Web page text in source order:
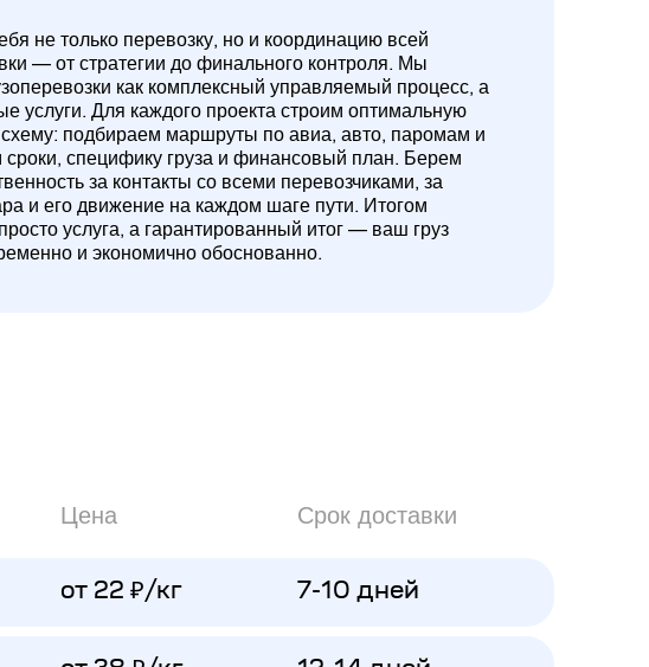
не только перевозку, но и координацию всей
— от стратегии до финального контроля. Мы
как комплексный управляемый процесс, а
услуги. Для каждого проекта строим оптимальную
схему: подбираем маршруты по авиа, авто, паромам и
специфику груза и финансовый план. Берем
за контакты со всеми перевозчиками, за
и его движение на каждом шаге пути. Итогом
услуга, а гарантированный итог — ваш груз
и экономично обоснованно.
Цена Срок доставки
от 22 ₽/кг 7-10 дней